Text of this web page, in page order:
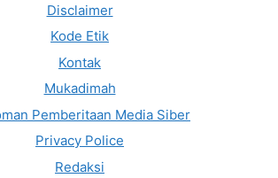
Disclaimer
Kode Etik
Kontak
Mukadimah
Pemberitaan Media Siber
Privacy Police
Redaksi